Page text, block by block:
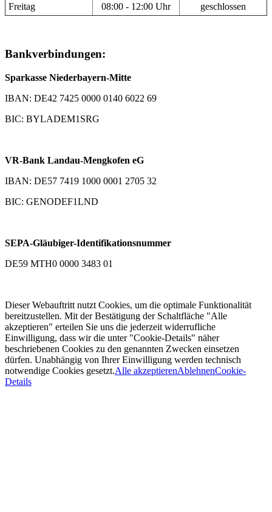
Freitag
08:00 - 12:00 Uhr geschlossen
Bankverbindungen:
Sparkasse Niederbayern-Mitte
IBAN: DE42 7425 0000 0140 6022 69
BIC: BYLADEM1SRG
VR-Bank Landau-Mengkofen eG
IBAN: DE57 7419 1000 0001 2705 32
BIC: GENODEF1LND
SEPA-Gläubiger-Identifikationsnummer
DE59 MTH0 0000 3483 01
Dieser Webauftritt nutzt Cookies, um die optimale Funktionalität
bereitzustellen. Mit der Bestätigung der Schaltfläche "Alle
akzeptieren" erteilen Sie uns die jederzeit widerrufliche
Einwilligung, dass wir die unter "Cookie-Details" näher
beschriebenen Cookies zu den genannten Zwecken einsetzen
dürfen. Unabhängig von Ihrer Einwilligung werden technisch
notwendige Cookies gesetzt.Alle akzeptierenAblehnenCookie-
Details